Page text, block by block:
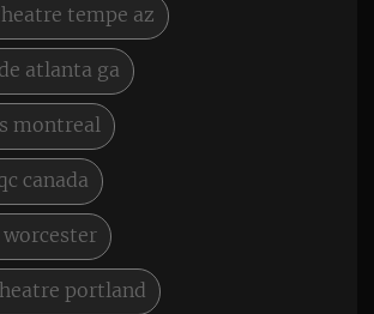
tempe az
atlanta ga
montreal
canada
portland